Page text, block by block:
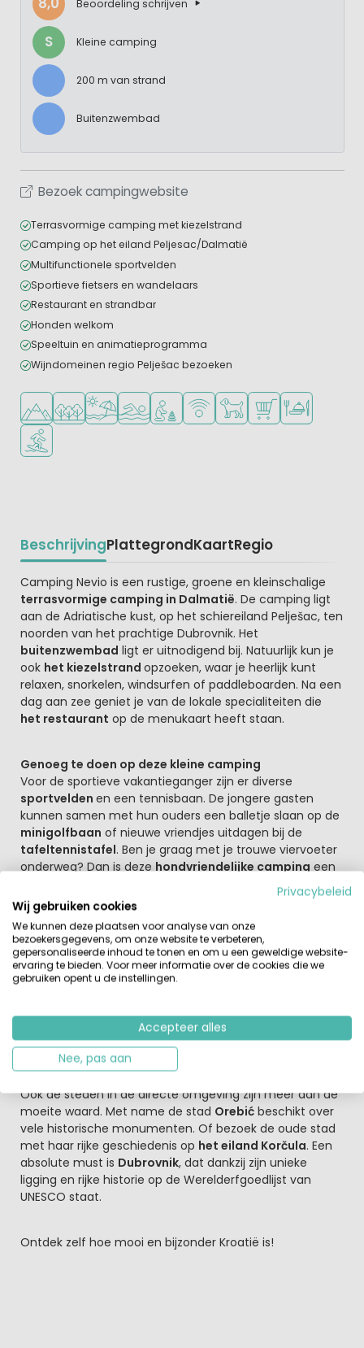
Beoordeling schrijven
S Kleine camping
200 m van strand
Buitenzwembad
Bezoek campingwebsite
Terrasvormige camping met kiezelstrand
Camping op het eiland Peljesac/Dalmatië
Multifunctionele sportvelden
Sportieve fietsers en wandelaars
Restaurant en strandbar
Honden welkom
Speeltuin en animatieprogramma
Wijndomeinen regio Pelješac bezoeken
Ligt in de heuvels/bergen
Ligt in een bosrijke omgeving
Ligt bij strand en zee
Openlucht zwembad
Aanbevolen voor jonge kinderen
WiFi beschikbaar
Huisdieren toegestaan
Campingwinkel/
Restaurant of
Watersportfaciliteiten
BeschrijvingPlattegrondKaartRegio
Beschrijving
Camping Nevio is een rustige, groene en kleinschalige
terrasvormige camping in Dalmatië. De camping ligt
aan de Adriatische kust, op het schiereiland Pelješac, ten
noorden van het prachtige Dubrovnik. Het
buitenzwembad ligt er uitnodigend bij. Natuurlijk kun je
ook het kiezelstrand opzoeken, waar je heerlijk kunt
relaxen, snorkelen, windsurfen of paddleboarden. Na een
dag aan zee geniet je van de lokale specialiteiten die
het restaurant op de menukaart heeft staan.
Genoeg te doen op deze kleine camping
Voor de sportieve vakantieganger zijn er diverse
sportvelden en een tennisbaan. De jongere gasten
kunnen samen met hun ouders een balletje slaan op de
minigolfbaan of nieuwe vriendjes uitdagen bij de
tafeltennistafel. Ben je graag met je trouwe viervoeter
onderweg? Dan is deze hondvriendelijke camping een
Deze regio heeft de meeste zonuren van de
Adriatische kust
Naast een heerlijke strandvakantie kun je hier ook een
actieve vakantie beleven. Natuurliefhebbers mogen een
overslaan en kunnen daar prachtige wandelingen
maken. Daarnaast heb je vanaf de camping keuze uit
diverse watersportmogelijkheden.
Ook de steden in de directe omgeving zijn meer dan de
moeite waard. Met name de stad Orebićbeschikt over
vele historische monumenten. Of bezoek de oude stad
met haar rijke geschiedenis op het eiland Korčula. Een
absolute must is Dubrovnik, dat dankzij zijn unieke
ligging en rijke historie op de Werelderfgoedlijst van
UNESCO staat.
Ontdek zelf hoe mooi en bijzonder Kroatië is!
Privacybeleid
Wij gebruiken cookies
We kunnen deze plaatsen voor analyse van onze
bezoekersgegevens, om onze website te verbeteren,
gepersonaliseerde inhoud te tonen en om u een geweldige website-
ervaring te bieden. Voor meer informatie over de cookies die we
gebruiken opent u de instellingen.
Accepteer alles
Nee, pas aan